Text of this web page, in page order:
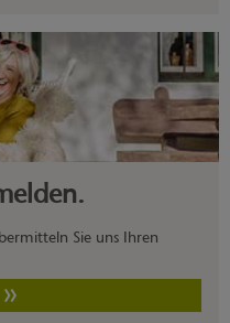
Sie uns Ihren